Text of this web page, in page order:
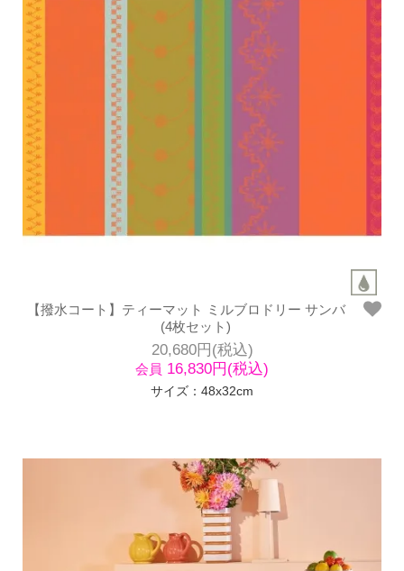
【撥水コート】ティーマット ミルブロドリー サンバ
(4枚セット)
20,680円(税込)
会員 16,830円(税込)
サイズ：48x32cm